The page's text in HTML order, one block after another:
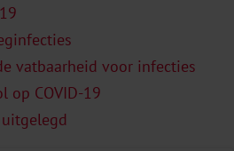
vatbaarheid voor infecties
op COVID-19